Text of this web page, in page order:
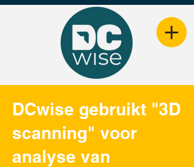
DCwise gebruikt "3D
scanning" voor
analyse van